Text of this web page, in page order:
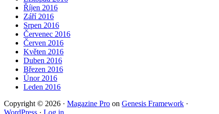
Říjen 2016
Září 2016
Srpen 2016
Červenec 2016
Červen 2016
Květen 2016
Duben 2016
Březen 2016
Únor 2016
Leden 2016
Copyright © 2026 · Magazine Pro on Genesis Framework ·
WordPress · Log in